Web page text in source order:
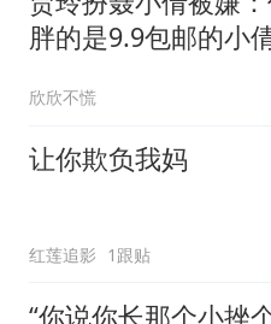
胖的是9.9包邮的小
欣欣不慌
让你欺负我妈
红莲追影 1跟贴
“你说你长那个小挫